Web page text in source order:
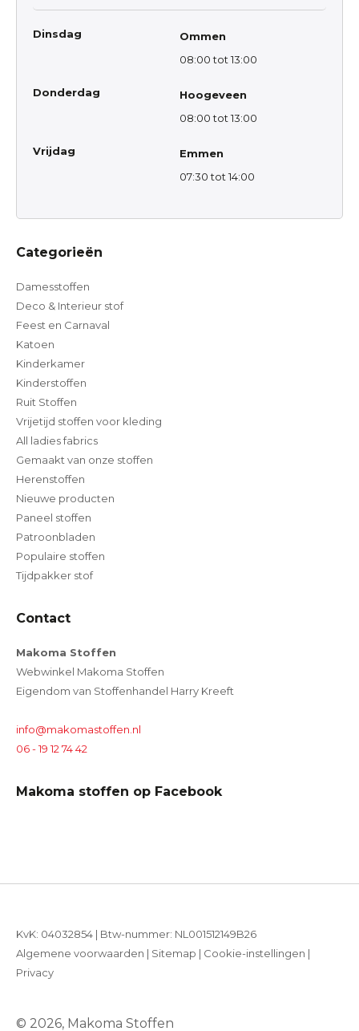
Dinsdag
Ommen
08:00 tot 13:00
Donderdag
Hoogeveen
08:00 tot 13:00
Vrijdag
Emmen
07:30 tot 14:00
Categorieën
Damesstoffen
Deco & Interieur stof
Feest en Carnaval
Katoen
Kinderkamer
Kinderstoffen
Ruit Stoffen
Vrijetijd stoffen voor kleding
All ladies fabrics
Gemaakt van onze stoffen
Herenstoffen
Nieuwe producten
Paneel stoffen
Patroonbladen
Populaire stoffen
Tijdpakker stof
Contact
Makoma Stoffen
Webwinkel Makoma Stoffen
Eigendom van Stoffenhandel Harry Kreeft
info@makomastoffen.nl
06 - 19 12 74 42
Makoma stoffen op Facebook
© 2026, Makoma Stoffen
KvK: 04032854 | Btw-nummer: NL001512149B26
Algemene voorwaarden | Sitemap | Cookie-instellingen |
Privacy